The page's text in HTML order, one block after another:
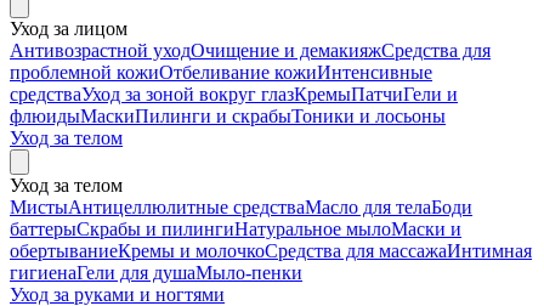
Уход за лицом
Антивозрастной уходОчищение и демакияжСредства для
проблемной кожиОтбеливание кожиИнтенсивные
средстваУход за зоной вокруг глазКремыПатчиГели и
флюидыМаскиПилинги и скрабыТоники и лосьоны
Уход за телом
Уход за телом
МистыАнтицеллюлитные средстваМасло для телаБоди
баттерыСкрабы и пилингиНатуральное мылоМаски и
обертываниеКремы и молочкоСредства для массажаИнтимная
гигиенаГели для душаМыло-пенки
Уход за руками и ногтями